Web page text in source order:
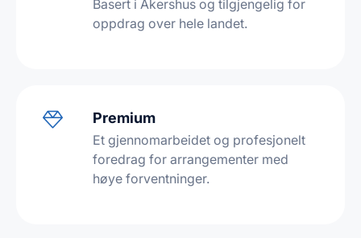
Basert i Akershus og tilgjengelig for
oppdrag over hele landet.
Premium
Et gjennomarbeidet og profesjonelt
foredrag for arrangementer med
høye forventninger.